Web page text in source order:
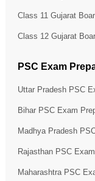
Class 11 Gujarat
Class 12 Gujarat
PSC Exam
Uttar Pradesh PSC
Bihar PSC Exam
Madhya Pradesh
Rajasthan PSC
Maharashtra PSC